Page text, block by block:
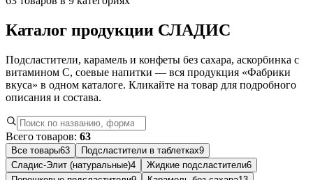
Каталог продукции СЛАДИС
Подсластители, карамель и конфеты без сахара, аскорбинка с
витамином C, соевые напитки — вся продукция «Фабрики
вкуса» в одном каталоге. Кликайте на товар для подробного
описания и состава.
Всего товаров: 63
Все товары63 Подсластители в таблетках9
Сладис-Элит (натуральные)4 Жидкие подсластители6